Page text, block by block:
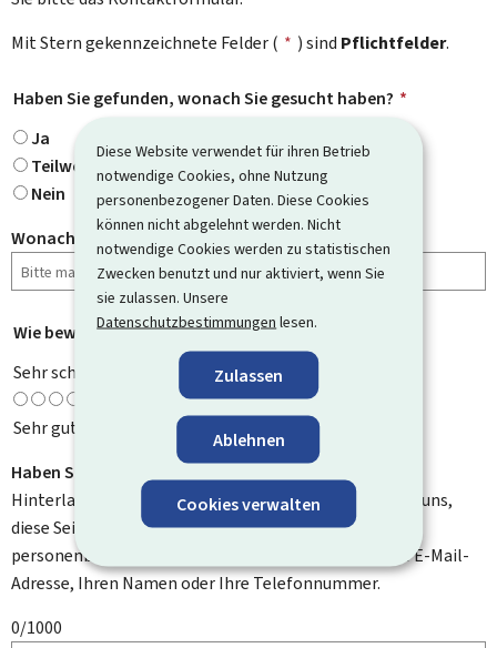
Diese Website verwendet für ihren Betrieb
notwendige Cookies, ohne Nutzung
personenbezogener Daten. Diese Cookies
können nicht abgelehnt werden. Nicht
notwendige Cookies werden zu statistischen
Zwecken benutzt und nur aktiviert, wenn Sie
sie zulassen. Unsere
Datenschutzbestimmungen lesen.
Zulassen
Ablehnen
Cookies verwalten
Mit Stern gekennzeichnete Felder ( * ) sind Pflichtfelder.
Haben Sie gefunden, wonach Sie gesucht haben? *
Ja
Teilweise
Nein
Wonach haben Sie gesucht?
Wie bewerten Sie diese Seite? *
Sehr schlecht
Sehr gut
Haben Sie Verbesserungsvorschläge?
Hinterlassen Sie uns einen Kommentar und helfen Sie uns,
diese Seite zu verbessern. Bitte geben Sie keine
personenbezogenen Daten an, wie zum Beispiel Ihre E-Mail-
Adresse, Ihren Namen oder Ihre Telefonnummer.
0/1000